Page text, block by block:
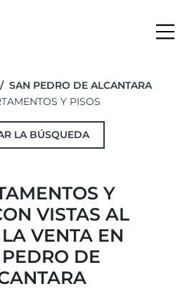
SAN PEDRO DE ALCANTARA
Y PISOS
LA BÚSQUEDA
Y
VISTAS AL
VENTA EN
DE